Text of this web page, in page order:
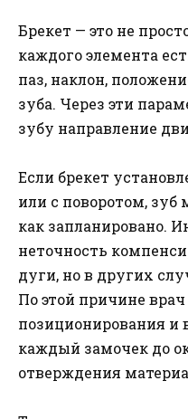
Брекет — это не
каждого элемента
паз, наклон,
зуба. Через эти
зубу направление
Если брекет
или с поворотом, зуб
как запланировано.
неточность
дуги, но в других
По этой причине
позиционирования и
каждый замочек до
отверждения